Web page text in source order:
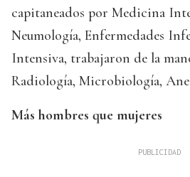
capitaneados por Medicina
Neumología, Enfermedades
Intensiva, trabajaron de la
Radiología, Microbiología,
Más hombres que mujeres